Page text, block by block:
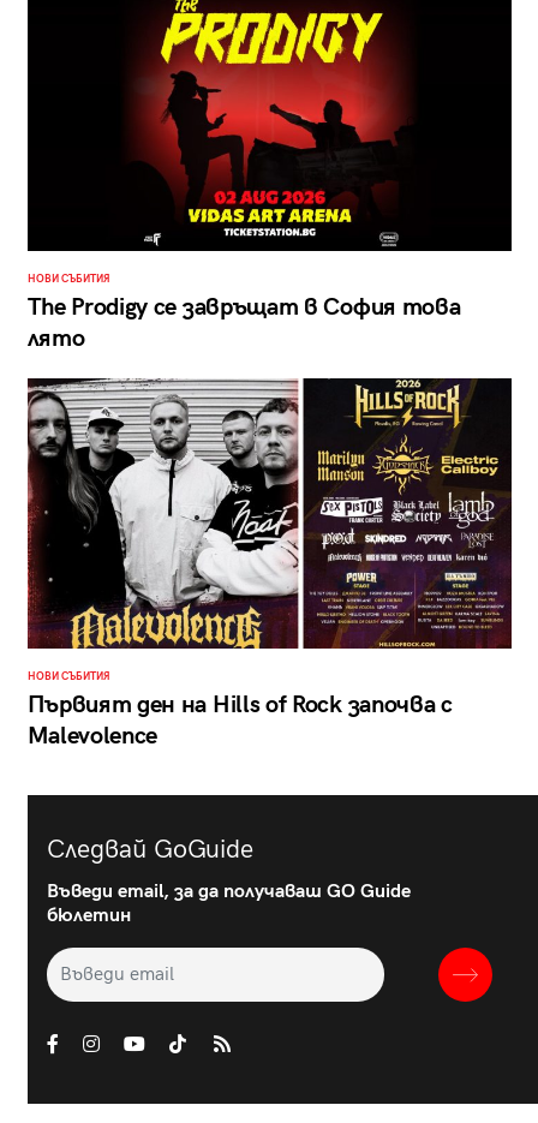
НОВИ СЪБИТИЯ
The Prodigy се завръщат в София това
лято
НОВИ СЪБИТИЯ
Първият ден на Hills of Rock започва с
Malevolence
Следвай GoGuide
Въведи email, за да получаваш GO Guide
бюлетин